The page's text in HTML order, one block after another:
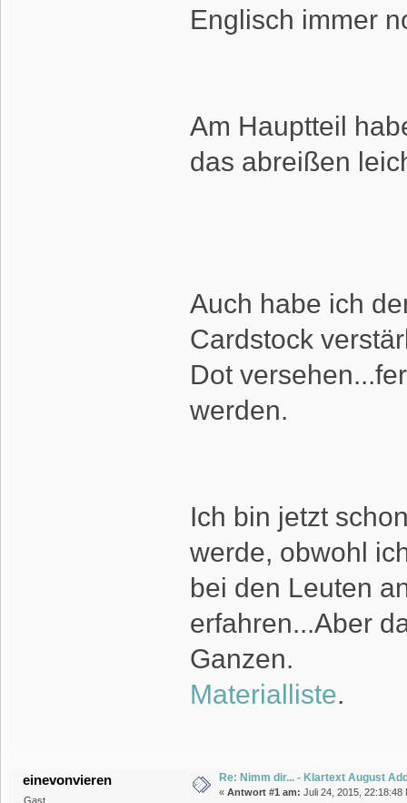
Englisch immer
Am Hauptteil
das abreißen
Auch habe ich
Cardstock
Dot
werden.
Ich bin jetzt
werde, obwohl
bei den Leuten
erfahren...Aber
Ganzen.
Materialliste.
einevonvieren
Gast
Re: Nimm dir... - Klartext August
« Antwort #1 am: Juli 24, 2015, 22:18:48